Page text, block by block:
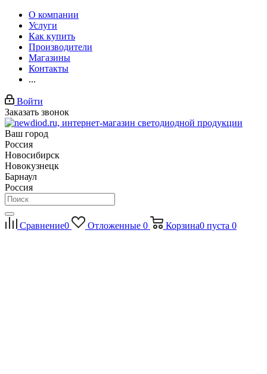
О компании
Услуги
Как купить
Производители
Магазины
Контакты
...
Войти
Заказать звонок
Ваш город
Россия
Новосибирск
Новокузнецк
Барнаул
Россия
Сравнение0 Отложенные 0 Корзина0 пуста 0